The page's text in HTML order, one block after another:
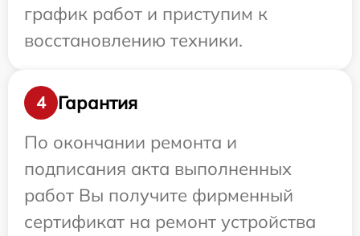
график работ и приступим к
восстановлению техники.
4
Гарантия
По окончании ремонта и
подписания акта выполненных
работ Вы получите фирменный
сертификат на ремонт устройства